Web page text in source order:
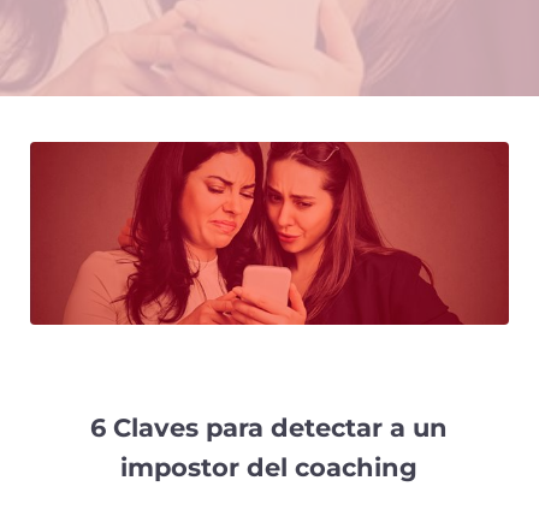
6 Claves para detectar a un
impostor del coaching